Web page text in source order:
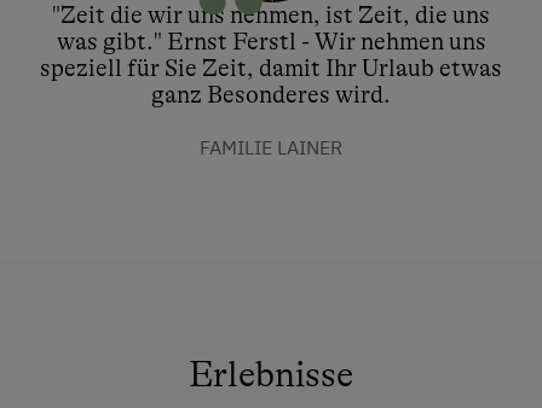
"Zeit die wir uns nehmen, ist Zeit, die uns
was gibt." Ernst Ferstl - Wir nehmen uns
speziell für Sie Zeit, damit Ihr Urlaub etwas
ganz Besonderes wird.
FAMILIE LAINER
Erlebnisse